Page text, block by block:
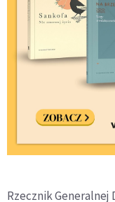
Rzecznik